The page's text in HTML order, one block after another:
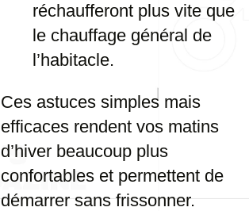
réchaufferont plus vite que
le chauffage général de
l’habitacle.
Ces astuces simples mais
efficaces rendent vos matins
d’hiver beaucoup plus
confortables et permettent de
démarrer sans frissonner.